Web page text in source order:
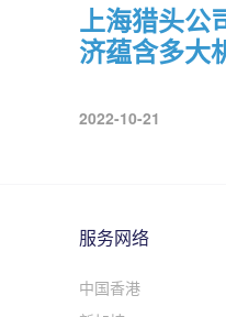
上海猎头公
济蕴含多大
2022-10-21
服务网络
中国香港